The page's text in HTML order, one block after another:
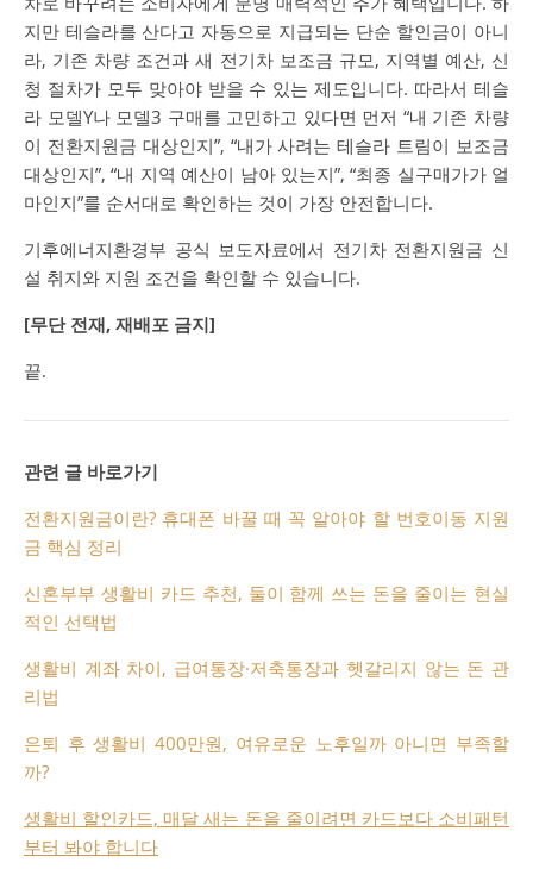
지만 테슬라를 산다고 자동으로 지급되는 단순 할인금이 아니
라, 기존 차량 조건과 새 전기차 보조금 규모, 지역별 예산, 신
청 절차가 모두 맞아야 받을 수 있는 제도입니다. 따라서 테슬
라 모델Y나 모델3 구매를 고민하고 있다면 먼저 “내 기존 차량
이 전환지원금 대상인지”, “내가 사려는 테슬라 트림이 보조금
대상인지”, “내 지역 예산이 남아 있는지”, “최종 실구매가가 얼
마인지”를 순서대로 확인하는 것이 가장 안전합니다.
기후에너지환경부 공식 보도자료에서 전기차 전환지원금 신
설 취지와 지원 조건을 확인할 수 있습니다.
[무단 전재, 재배포 금지]
끝.
관련 글 바로가기
전환지원금이란? 휴대폰 바꿀 때 꼭 알아야 할 번호이동 지원
금 핵심 정리
신혼부부 생활비 카드 추천, 둘이 함께 쓰는 돈을 줄이는 현실
적인 선택법
생활비 계좌 차이, 급여통장·저축통장과 헷갈리지 않는 돈 관
리법
은퇴 후 생활비 400만원, 여유로운 노후일까 아니면 부족할
까?
생활비 할인카드, 매달 새는 돈을 줄이려면 카드보다 소비패턴
부터 봐야 합니다